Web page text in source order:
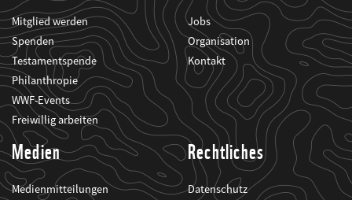
Mitglied werden
Spenden
Testamentspende
Philanthropie
WWF-Events
Freiwillig arbeiten
Jobs
Organisation
Kontakt
Medien
Medienmitteilungen
Rechtliches
Datenschutz